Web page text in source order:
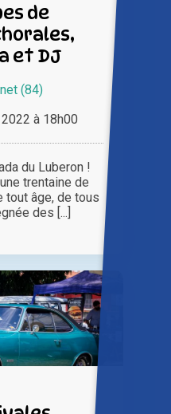
de
et DJ
(84)
à 18h00
du Luberon !
trentaine de
tout âge, de tous
des [...]